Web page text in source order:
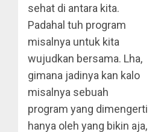
sehat di antara kita.
Padahal tuh program
misalnya untuk kita
wujudkan bersama. Lha,
gimana jadinya kan kalo
misalnya sebuah
program yang dimengerti
hanya oleh yang bikin aja,